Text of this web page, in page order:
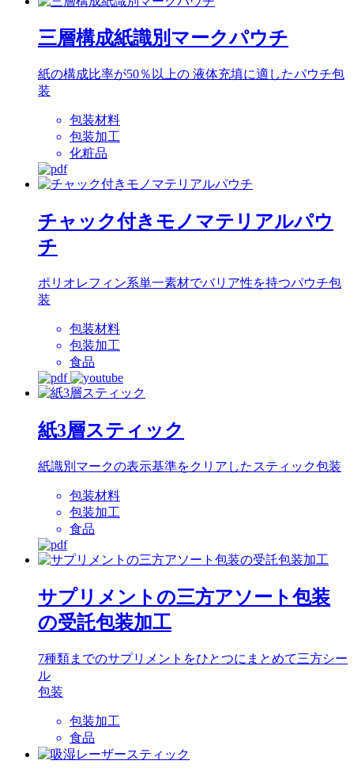
三層構成紙識別マークパウチ
紙の構成比率が50％以上の 液体充填に適したパウチ包
装
包装材料
包装加工
化粧品
チャック付きモノマテリアルパウ
チ
ポリオレフィン系単一素材でバリア性を持つパウチ包
装
包装材料
包装加工
食品
紙3層スティック
紙識別マークの表示基準をクリアしたスティック包装
包装材料
包装加工
食品
サプリメントの三方アソート包装
の受託包装加工
7種類までのサプリメントをひとつにまとめて三方シー
ル
包装
包装加工
食品